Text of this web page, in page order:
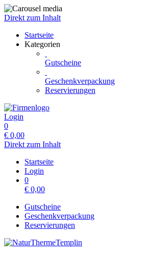
Direkt zum Inhalt
Startseite
Kategorien
Gutscheine
Geschenkverpackung
Reservierungen
Login
0
€ 0,00
Direkt zum Inhalt
Startseite
Login
0
€ 0,00
Gutscheine
Geschenkverpackung
Reservierungen